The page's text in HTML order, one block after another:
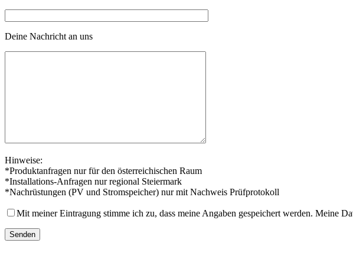
Deine Nachricht an uns
Hinweise:
*Produktanfragen nur für den österreichischen Raum
*Installations-Anfragen nur regional Steiermark
*Nachrüstungen (PV und Stromspeicher) nur mit Nachweis Prüfprotokoll
Mit meiner Eintragung stimme ich zu, dass meine Angaben gespeichert werden. Meine